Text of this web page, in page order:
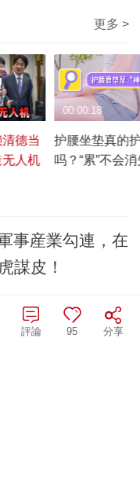
更多 >
德当
无人机
护腰坐垫真的
吗？“累”不会
00:00:18
事産業勾連，在
謀皮！
分享
95
評論